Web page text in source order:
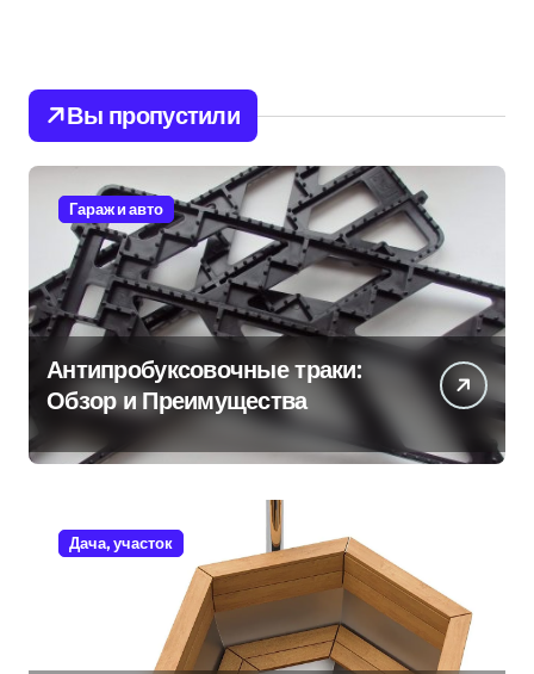
Вы пропустили
Гараж и авто
Антипробуксовочные траки:
Обзор и Преимущества
Дача, участок